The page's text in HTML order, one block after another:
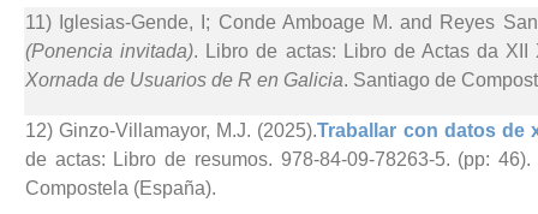
11) Iglesias-Gende, I; Conde Amboage M. and Reyes
(Ponencia invitada). Libro de actas: Libro de Actas da
Xornada de Usuarios de R en Galicia. Santiago de
12) Ginzo-Villamayor, M.J. (2025).Traballar con datos de
de actas: Libro de resumos. 978-84-09-78263-5. (pp: 46).
Compostela (España).